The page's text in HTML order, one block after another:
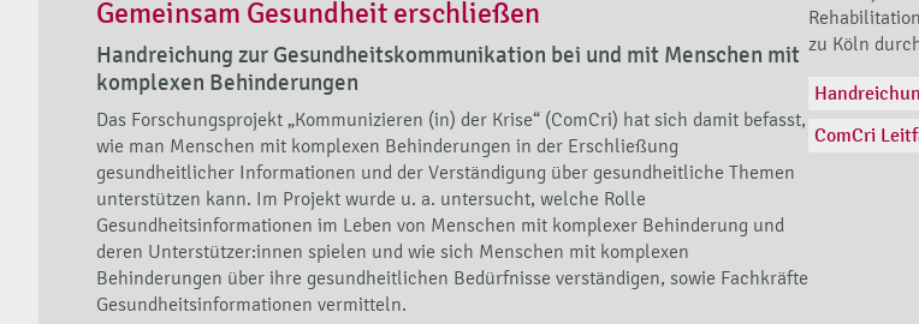
Gemeinsam Gesundheit erschließen
Handreichung zur Gesundheitskommunikation bei und mit Menschen mit
komplexen Behinderungen
Das Forschungsprojekt „Kommunizieren (in) der Krise“ (ComCri) hat sich damit befasst,
wie man Menschen mit komplexen Behinderungen in der Erschließung
gesundheitlicher Informationen und der Verständigung über gesundheitliche Themen
unterstützen kann. Im Projekt wurde u. a. untersucht, welche Rolle
Gesundheitsinformationen im Leben von Menschen mit komplexer Behinderung und
deren Unterstützer:innen spielen und wie sich Menschen mit komplexen
Behinderungen über ihre gesundheitlichen Bedürfnisse verständigen, sowie Fachkräfte
Gesundheitsinformationen vermitteln.
zu Köln
ComCri